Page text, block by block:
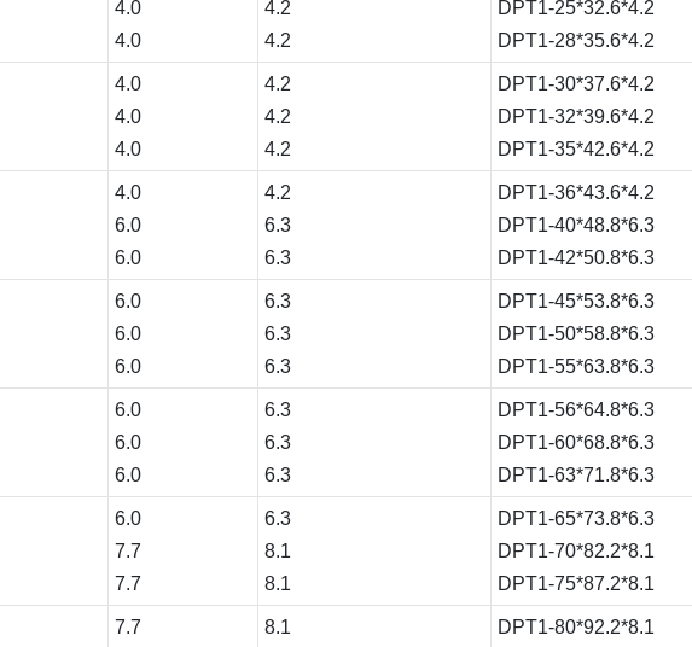
4.0
4.0
4.2
4.2
DPT1-25*32.6*4.2
DPT1-28*35.6*4.2
4.0
4.0
4.0
4.2
4.2
4.2
DPT1-30*37.6*4.2
DPT1-32*39.6*4.2
DPT1-35*42.6*4.2
4.0
6.0
6.0
4.2
6.3
6.3
DPT1-36*43.6*4.2
DPT1-40*48.8*6.3
DPT1-42*50.8*6.3
6.0
6.0
6.0
6.3
6.3
6.3
DPT1-45*53.8*6.3
DPT1-50*58.8*6.3
DPT1-55*63.8*6.3
6.0
6.0
6.0
6.3
6.3
6.3
DPT1-56*64.8*6.3
DPT1-60*68.8*6.3
DPT1-63*71.8*6.3
6.0
7.7
7.7
6.3
8.1
8.1
DPT1-65*73.8*6.3
DPT1-70*82.2*8.1
DPT1-75*87.2*8.1
7.7
8.1
DPT1-80*92.2*8.1